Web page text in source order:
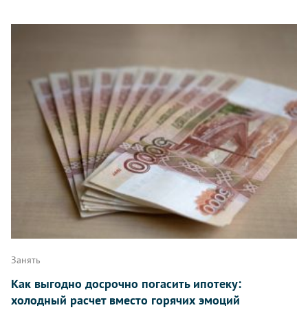
Занять
Как выгодно досрочно погасить ипотеку:
холодный расчет вместо горячих эмоций